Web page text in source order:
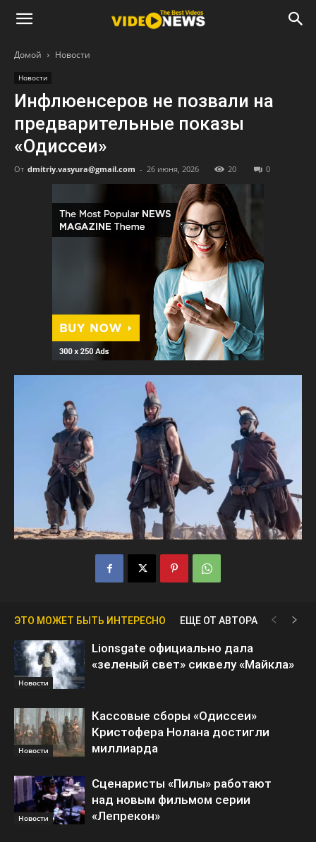
Домой Новости
Новости
Инфлюенсеров не позвали на
предварительные показы
«Одиссеи»
От dmitriy.vasyura@gmail.com - 26 июня, 2026 20 0
ЭТО МОЖЕТ БЫТЬ ИНТЕРЕСНО ЕЩЕ ОТ АВТОРА
Новости
Lionsgate официально дала
«зеленый свет» сиквелу «Майкла»
Новости
Кассовые сборы «Одиссеи»
Кристофера Нолана достигли
миллиарда
Новости
Сценаристы «Пилы» работают
над новым фильмом серии
«Лепрекон»